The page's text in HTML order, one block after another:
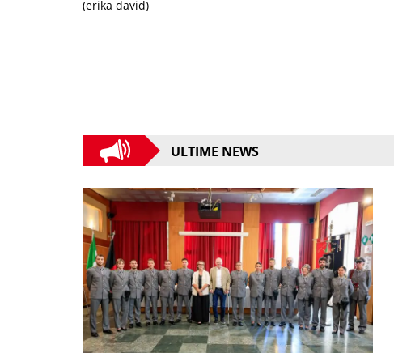
(erika david)
ULTIME NEWS